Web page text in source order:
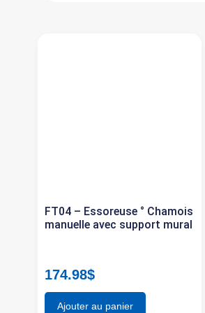
FT04 – Essoreuse ° Chamois
manuelle avec support mural
174.98$
Ajouter au panier